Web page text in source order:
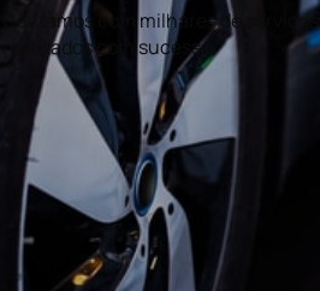
Contamos com milhares de serviços
realizados com sucesso.